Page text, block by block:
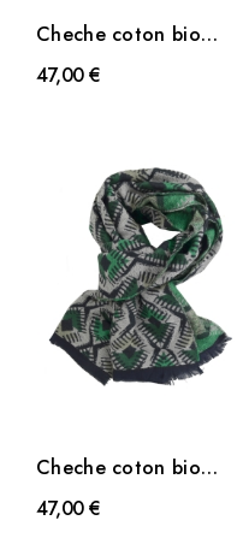
Cheche coton bio
Dakota rouge
47,00 €
Cheche coton bio
Dakota vert
47,00 €